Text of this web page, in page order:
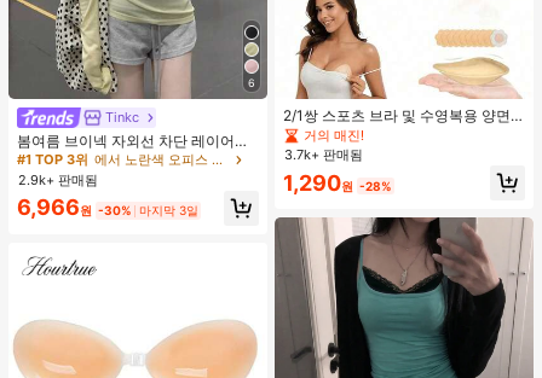
6
Tinkc
봄여름 브이넥 자외선 차단 레이어링
다용도 긴팔 티셔츠 여성용 탑, 유로
썸머 옐로우
#1 TOP 3위
에서 노란색 오피스 데일리 탑
높은 재방문 고객
#1 TOP 3위
에서 노란색 오피스 데일리 탑
높은 재방문 고객
거의 매진!
#1 TOP 3위
에서 노란색 오피스 데일리 탑
높은 재방문 고객
거의 매진!
#1 TOP 3위
높은 재방문 고객
거의 매진!
2.9k+ 판매됨
6,966원 -30% 마지막 3일
2/1쌍 스포츠 브라 및 수영복용 양면
접착 브라 패드
거의 매진!
3.7k+ 판매됨
1,290원 -28%